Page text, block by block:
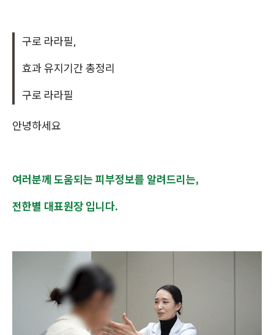
구로 라라필,
효과 유지기간 총정리
구로 라라필
안녕하세요
여러분께 도움되는 피부정보를 알려드리는,
전한별 대표원장 입니다.